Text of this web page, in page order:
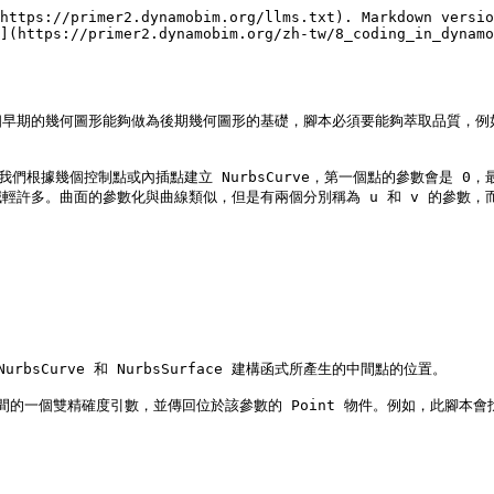
primer2.dynamobim.org/llms.txt). Markdown
primer2.dynamobim.org/zh-tw/
期的幾何圖形能夠做為後期幾何圖形的基礎，腳本必須要能夠萃取品質，
根據幾個控制點或內插點建立 NurbsCurve，第一個點的參數會是 0，
許多。曲面的參數化與曲線類似，但是有兩個分別稱為 u 和 v 的參數，
NurbsCurve 和 NurbsSurface 建構函式所產生的中間點的位置。
雙精確度引數，並傳回位於該參數的 Point 物件。例如，此腳